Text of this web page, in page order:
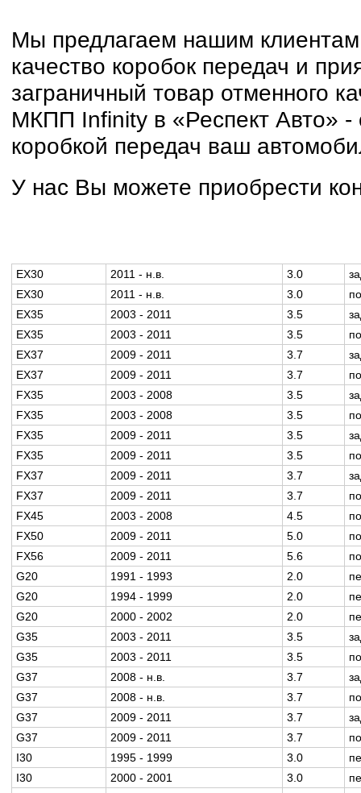
Мы предлагаем нашим клиентам
качество коробок передач и
заграничный товар отменного
МКПП Infinity в «Респект Авто»
коробкой передач ваш
У нас Вы можете приобрести
EX30 2011 - н.в. 3.0
EX30
2011 - н.в. 3.0
EX35
2003 - 2011 3.5
EX35
2003 - 2011 3.5
EX37
2009 - 2011 3.7
EX37
2009 - 2011 3.7
FX35
2003 - 2008 3.5
FX35
2003 - 2008 3.5
FX35
2009 - 2011 3.5
FX35
2009 - 2011 3.5
FX37
2009 - 2011 3.7
FX37
2009 - 2011 3.7
FX45
2003 - 2008 4.5
FX50
2009 - 2011 5.0
FX56
2009 - 2011 5.6
G20
1991 - 1993 2.0
G20
1994 - 1999 2.0
G20
2000 - 2002 2.0
G35
2003 - 2011 3.5
G35
2003 - 2011 3.5
G37
2008 - н.в. 3.7
G37
2008 - н.в. 3.7
G37
2009 - 2011 3.7
G37
2009 - 2011 3.7
I30
1995 - 1999 3.0
I30
2000 - 2001 3.0